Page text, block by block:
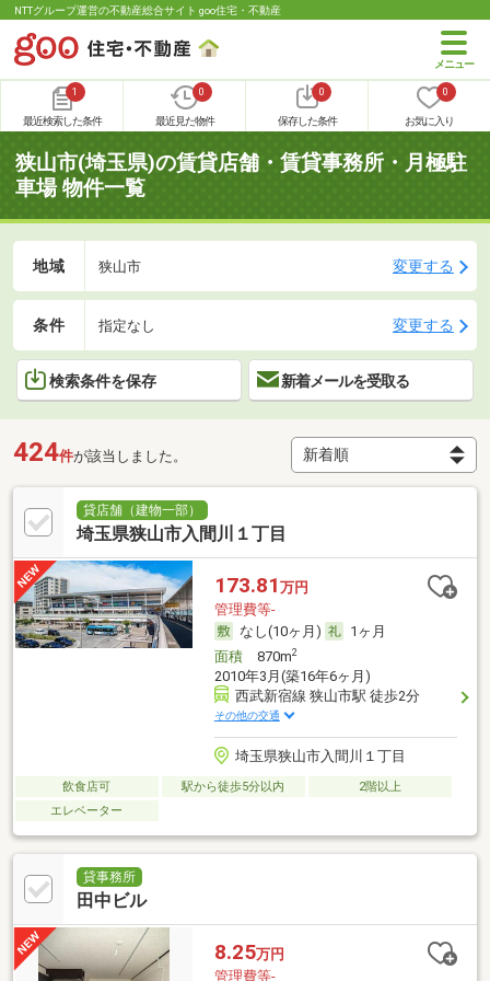
NTTグループ運営の不動産総合サイト goo住宅・不動産
1
最近検索した条件
0
最近見た物件
0
保存した条件
0
お気に入り
狭山市(埼玉県)の賃貸店舗・賃貸事務所・月極駐
車場 物件一覧
地域 狭山市 変更する
条件 指定なし 変更する
検索条件を保存 新着メールを受取る
424件が該当しました。
貸店舗（建物一部）
埼玉県狭山市入間川１丁目
173.81 万円
管理費等-
なし(10ヶ月)
1ヶ月
面積870m2
2010年3月(築16年6ヶ月)
西武新宿線 狭山市駅 徒歩2分
その他の交通
埼玉県狭山市入間川１丁目
飲食店可 駅から徒歩5分以内
2階以上
エレベーター
貸事務所
田中ビル
8.25万円
管理費等-